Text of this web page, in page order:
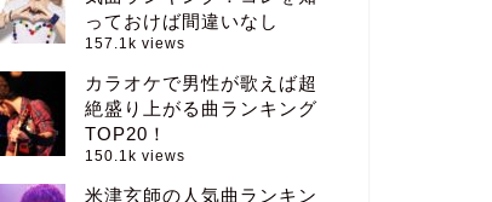
っておけば間違いなし
157.1k views
カラオケで男性が歌えば超
絶盛り上がる曲ランキング
TOP20！
150.1k views
米津玄師の人気曲ランキン